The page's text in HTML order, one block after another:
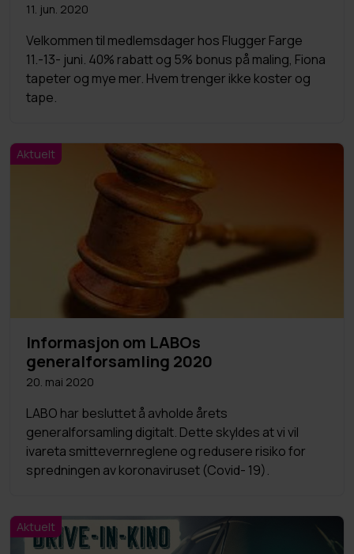
11. jun. 2020
Velkommen til medlemsdager hos Flugger Farge
11.-13- juni. 40% rabatt og 5% bonus på maling, Fiona
tapeter og mye mer. Hvem trenger ikke koster og
tape.
Aktuelt
Informasjon om LABOs
generalforsamling 2020
20. mai 2020
LABO har besluttet å avholde årets
generalforsamling digitalt. Dette skyldes at vi vil
ivareta smittevernreglene og redusere risiko for
spredningen av koronaviruset (Covid- 19).
Aktuelt